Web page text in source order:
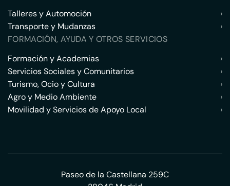
Talleres y Automoción
›
Transporte y Mudanzas
›
FORMACIÓN, AYUDA Y OTROS SERVICIOS
Formación y Academias
›
Servicios Sociales y Comunitarios
›
Turismo, Ocio y Cultura
›
Agro y Medio Ambiente
›
Movilidad y Servicios de Apoyo Local
›
Paseo de la Castellana 259C